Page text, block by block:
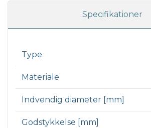
Specifikationer
Type
Materiale
Indvendig diameter [mm]
Godstykkelse [mm]